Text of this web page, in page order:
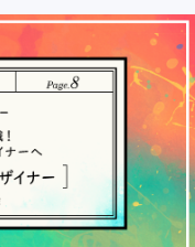
国が定める指針その
どのリスクに対して
規程、体制を構築
、万一の際には速や
相談に対しては、迅
当社を取り巻く環境
直して継続的に改善